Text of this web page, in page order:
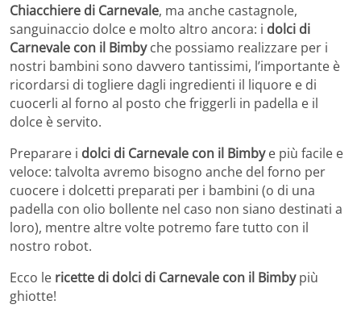
Chiacchiere di Carnevale, ma anche castagnole,
sanguinaccio dolce e molto altro ancora: i dolci di
Carnevale con il Bimbyche possiamo realizzare per i
nostri bambini sono davvero tantissimi, l’importante è
ricordarsi di togliere dagli ingredienti il liquore e di
cuocerli al forno al posto che friggerli in padella e il
dolce è servito.
Preparare i dolci di Carnevale con il Bimbye più facile e
veloce: talvolta avremo bisogno anche del forno per
cuocere i dolcetti preparati per i bambini (o di una
padella con olio bollente nel caso non siano destinati a
loro), mentre altre volte potremo fare tutto con il
nostro robot.
Ecco le ricette di dolci di Carnevale con il Bimbypiù
ghiotte!